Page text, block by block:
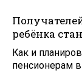
ребёнка
Как и
пенсионерам